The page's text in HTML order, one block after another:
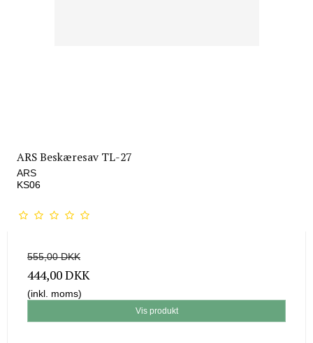
ARS Beskæresav TL-27
ARS
KS06
555,00 DKK
444,00 DKK
(inkl. moms)
Vis produkt